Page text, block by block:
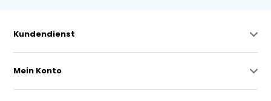
Kundendienst
Mein Konto